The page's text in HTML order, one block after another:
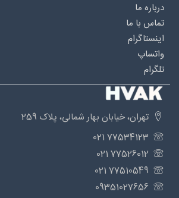
درباره‌ ما
تماس با ما
اینستاگرام
واتساپ
تلگرام
تهران، خیابان بهار شمالی، پلاک 259
77534123 021
77526012 021
77510549 021
09351027656